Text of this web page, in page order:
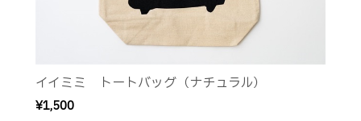
イイミミ トートバッグ（ナチュラル）
¥1,500